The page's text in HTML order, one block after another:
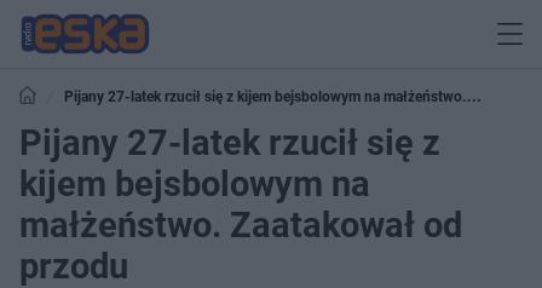
Pijany 27-latek rzucił się z kijem bejsbolowym na małżeństwo.
Zaatakował od przodu
Pijany 27-latek rzucił się z
kijem bejsbolowym na
małżeństwo. Zaatakował od
przodu